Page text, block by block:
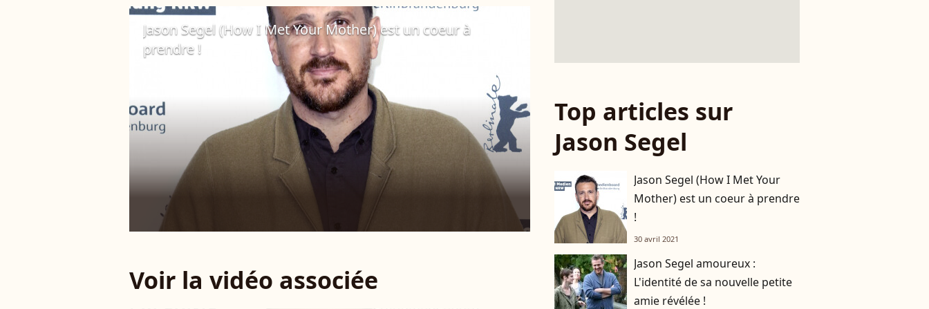
Jason Segel (How I Met Your Mother) est un coeur à
prendre !
Voir la vidéo associée
Top articles sur
Jason Segel
Jason Segel (How I Met Your
Mother) est un coeur à prendre
!
30 avril 2021
Jason Segel amoureux :
L'identité de sa nouvelle petite
amie révélée !